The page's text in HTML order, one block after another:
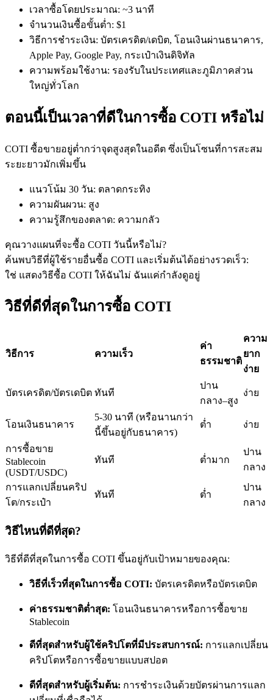
ฟิวเจอร์สสกุลเงินดิจิทัล
อนุพันธ์ของหุ้น ฟอเร็กซ์ โลหะมีค่า และสินค้าโภคภัณฑ์
ฟิวเจอร์ส USDC
ฟิวเจอร์สที่ใช้ USDC เป็นหลักประกัน
คัดลอกการซื้อขาย
เป็นเทรดเดอร์คัดลอก
เพลิดเพลินกับการแบ่งปันผลกำไรและค่าคอมมิชชั่นการคัด
เวลาซื้อโดยประมาณ: ~3 นาที
จำนวนเงินซื้อขั้นต่ำ: $1
วิธีการชำระเงิน: บัตรเครดิต/เดบิต, โอนเงินผ่านธนาคาร,
Apple Pay, Google Pay, กระเป๋าเงินดิจิทัล
ความพร้อมใช้งาน: รองรับในประเทศและภูมิภาคส่วน
ใหญ่ทั่วโลก
ตอนนี้เป็นเวลาที่ดีในการซื้อ COTI หรือไม่
COTI ซื้อขายอยู่ต่ำกว่าจุดสูงสุดในอดีต ซึ่งเป็นโซนที่การสะสม
ระยะยาวมักเพิ่มขึ้น
แนวโน้ม 30 วัน: ตลาดกระทิง
ความผันผวน: สูง
ความรู้สึกของตลาด: ความกลัว
คุณวางแผนที่จะซื้อ COTI วันนี้หรือไม่?
ค้นพบวิธีที่ผู้ใช้รายอื่นซื้อ COTI และเริ่มต้นได้อย่างรวดเร็ว:
ใช่ แสดงวิธีซื้อ COTI ให้ฉันไม่ ฉันแค่กำลังดูอยู่
วิธีที่ดีที่สุดในการซื้อ COTI
วิธีการ ความเร็ว
ค่า
ธรรมชาติ
ความ
ยาก
ง่าย
บัตรเครดิต/บัตรเดบิต ทันที
ปาน
กลาง–สูง
ง่าย
โอนเงินธนาคาร
5-30 นาที (หรือนานกว่า
นี้ขึ้นอยู่กับธนาคาร)
ต่ำ ง่าย
การซื้อขาย
Stablecoin
(USDT/USDC)
ทันที ต่ำมาก
ปาน
กลาง
การแลกเปลี่ยนคริป
โต/กระเป๋า
ทันที ต่ำ
ปาน
กลาง
วิธีไหนที่ดีที่สุด?
วิธีที่ดีที่สุดในการซื้อ COTI ขึ้นอยู่กับเป้าหมายของคุณ:
วิธีที่เร็วที่สุดในการซื้อ COTI: บัตรเครดิตหรือบัตรเดบิต
ค่าธรรมชาติต่ำสุด: โอนเงินธนาคารหรือการซื้อขาย
Stablecoin
ดีที่สุดสำหรับผู้ใช้คริปโตที่มีประสบการณ์: การแลกเปลี่ยน
คริปโตหรือการซื้อขายแบบสปอต
ดีที่สุดสำหรับผู้เริ่มต้น: การชำระเงินด้วยบัตรผ่านการแลก